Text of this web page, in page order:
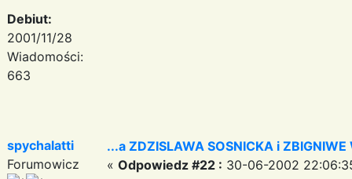
Debiut:
2001/11/28
Wiadomości:
663
spychalatti
Forumowicz
...a ZDZISLAWA SOSNICKA i ZBIGNIWE
« Odpowiedz #22 : 30-06-2002